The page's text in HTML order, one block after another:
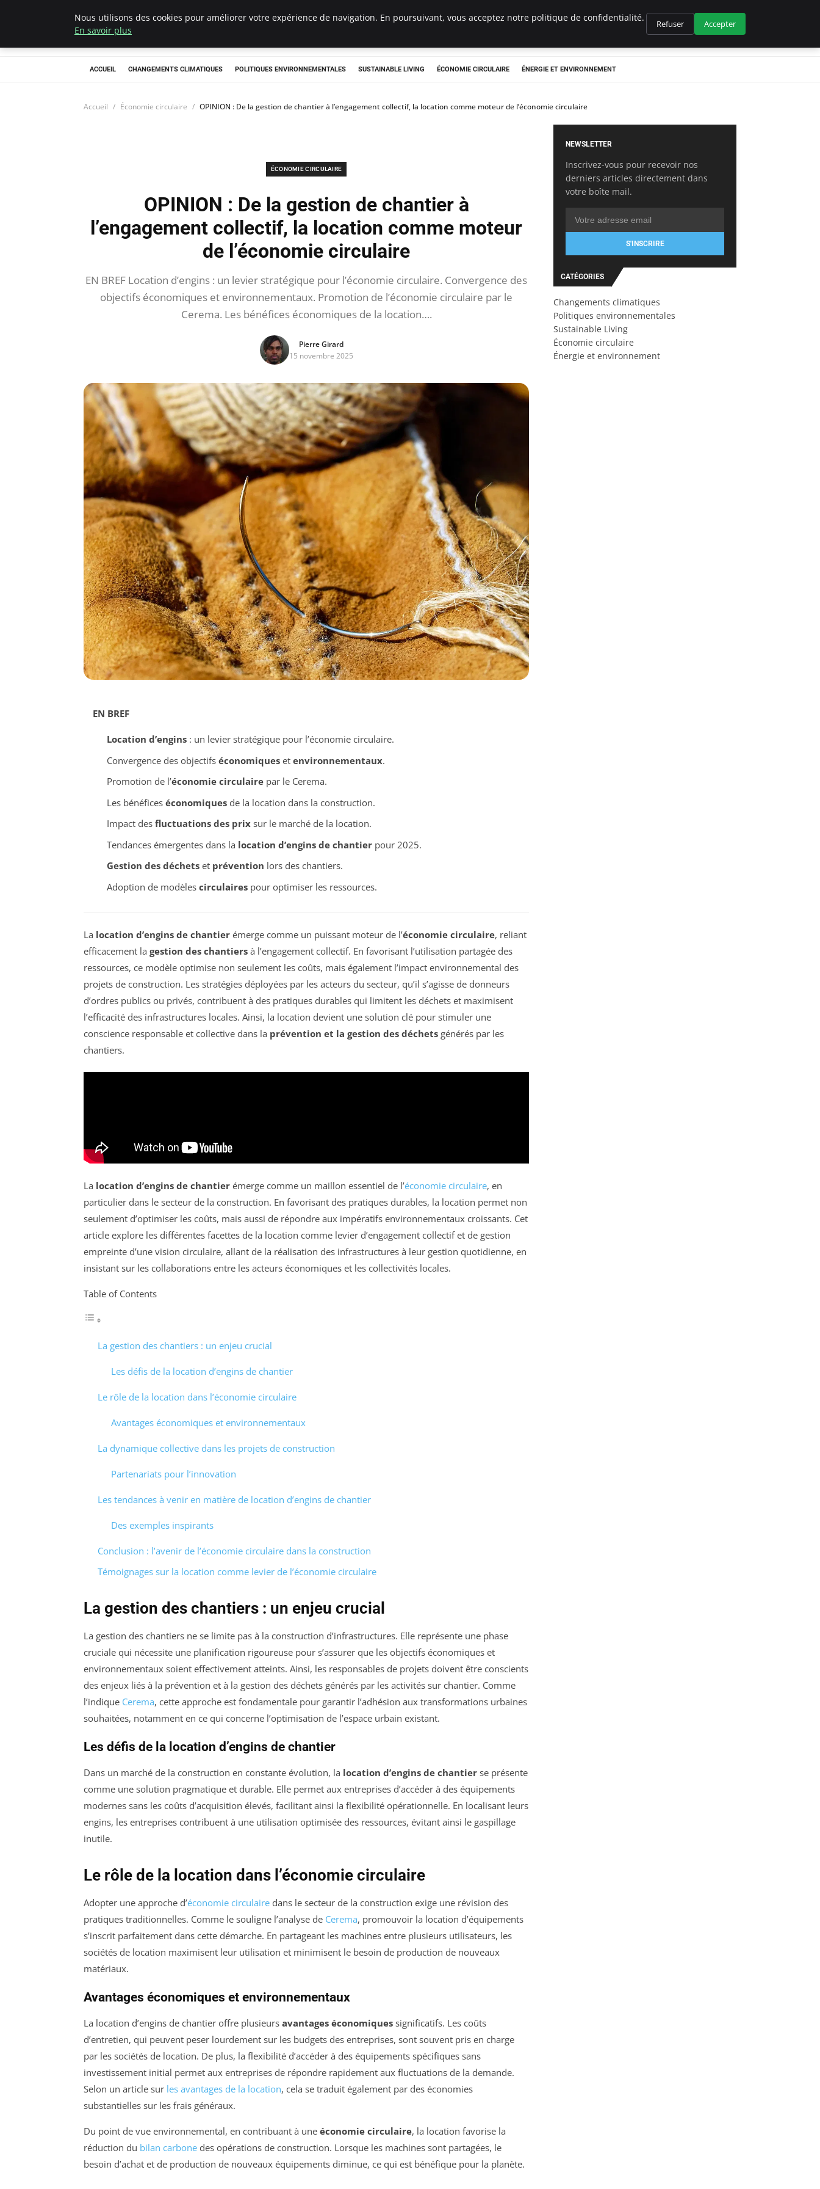
Climategatecountryclub.com
ACCUEIL CHANGEMENTS CLIMATIQUES POLITIQUES ENVIRONNEMENTALES SUSTAINABLE LIVING ÉCONOMIE CIRCULAIRE ÉNERGIE ET ENVIRONNEMENT
Accueil Économie circulaire OPINION : De la gestion de chantier à l’engagement collectif, la location comme moteur de l’économie circulaire
ÉCONOMIE CIRCULAIRE
OPINION : De la gestion de chantier à
l’engagement collectif, la location comme moteur
de l’économie circulaire
EN BREF Location d’engins : un levier stratégique pour l’économie circulaire. Convergence des
objectifs économiques et environnementaux. Promotion de l’économie circulaire par le
Cerema. Les bénéfices économiques de la location….
Pierre Girard
15 novembre 2025
EN BREF
Location d’engins: un levier stratégique pour l’économie circulaire.
Convergence des objectifs économiqueset environnementaux.
Promotion de l’économie circulairepar le Cerema.
Les bénéfices économiquesde la location dans la construction.
Impact des fluctuations des prixsur le marché de la location.
Tendances émergentes dans la location d’engins de chantierpour 2025.
Gestion des déchetset prévention lors des chantiers.
Adoption de modèles circulairespour optimiser les ressources.
La location d’engins de chantier émerge comme un puissant moteur de l’économie circulaire, reliant
efficacement la gestion des chantiers à l’engagement collectif. En favorisant l’utilisation partagée des
ressources, ce modèle optimise non seulement les coûts, mais également l’impact environnemental des
projets de construction. Les stratégies déployées par les acteurs du secteur, qu’il s’agisse de donneurs
d’ordres publics ou privés, contribuent à des pratiques durables qui limitent les déchets et maximisent
l’efficacité des infrastructures locales. Ainsi, la location devient une solution clé pour stimuler une
conscience responsable et collective dans la prévention et la gestion des déchets générés par les
chantiers.
La location d’engins de chantier émerge comme un maillon essentiel de l’économie circulaire, en
particulier dans le secteur de la construction. En favorisant des pratiques durables, la location permet non
seulement d’optimiser les coûts, mais aussi de répondre aux impératifs environnementaux croissants. Cet
article explore les différentes facettes de la location comme levier d’engagement collectif et de gestion
empreinte d’une vision circulaire, allant de la réalisation des infrastructures à leur gestion quotidienne, en
insistant sur les collaborations entre les acteurs économiques et les collectivités locales.
Table of Contents
La gestion des chantiers : un enjeu crucial
Les défis de la location d’engins de chantier
Le rôle de la location dans l’économie circulaire
Avantages économiques et environnementaux
La dynamique collective dans les projets de construction
Partenariats pour l’innovation
Les tendances à venir en matière de location d’engins de chantier
Des exemples inspirants
Conclusion : l’avenir de l’économie circulaire dans la construction
Témoignages sur la location comme levier de l’économie circulaire
La gestion des chantiers : un enjeu crucial
La gestion des chantiers ne se limite pas à la construction d’infrastructures. Elle représente une phase
cruciale qui nécessite une planification rigoureuse pour s’assurer que les objectifs économiques et
environnementaux soient effectivement atteints. Ainsi, les responsables de projets doivent être conscients
des enjeux liés à la prévention et à la gestion des déchets générés par les activités sur chantier. Comme
l’indique Cerema, cette approche est fondamentale pour garantir l’adhésion aux transformations urbaines
souhaitées, notamment en ce qui concerne l’optimisation de l’espace urbain existant.
Les défis de la location d’engins de chantier
Dans un marché de la construction en constante évolution, la location d’engins de chantier se présente
comme une solution pragmatique et durable. Elle permet aux entreprises d’accéder à des équipements
modernes sans les coûts d’acquisition élevés, facilitant ainsi la flexibilité opérationnelle. En localisant leurs
engins, les entreprises contribuent à une utilisation optimisée des ressources, évitant ainsi le gaspillage
inutile.
Le rôle de la location dans l’économie circulaire
Adopter une approche d’économie circulaire dans le secteur de la construction exige une révision des
pratiques traditionnelles. Comme le souligne l’analyse de Cerema, promouvoir la location d’équipements
s’inscrit parfaitement dans cette démarche. En partageant les machines entre plusieurs utilisateurs, les
sociétés de location maximisent leur utilisation et minimisent le besoin de production de nouveaux
matériaux.
Avantages économiques et environnementaux
La location d’engins de chantier offre plusieurs avantages économiques significatifs. Les coûts
d’entretien, qui peuvent peser lourdement sur les budgets des entreprises, sont souvent pris en charge
par les sociétés de location. De plus, la flexibilité d’accéder à des équipements spécifiques sans
investissement initial permet aux entreprises de répondre rapidement aux fluctuations de la demande.
Selon un article sur les avantages de la location, cela se traduit également par des économies
substantielles sur les frais généraux.
Du point de vue environnemental, en contribuant à une économie circulaire, la location favorise la
réduction du bilan carbone des opérations de construction. Lorsque les machines sont partagées, le
besoin d’achat et de production de nouveaux équipements diminue, ce qui est bénéfique pour la planète.
NEWSLETTER
Inscrivez-vous pour recevoir nos
derniers articles directement dans
votre boîte mail.
S'INSCRIRE
CATÉGORIES
Changements climatiques
Politiques environnementales
Sustainable Living
Économie circulaire
Énergie et environnement
Nous utilisons des cookies pour améliorer votre expérience de navigation. En poursuivant, vous acceptez notre politique de confidentialité.
En savoir plus
Refuser Accepter